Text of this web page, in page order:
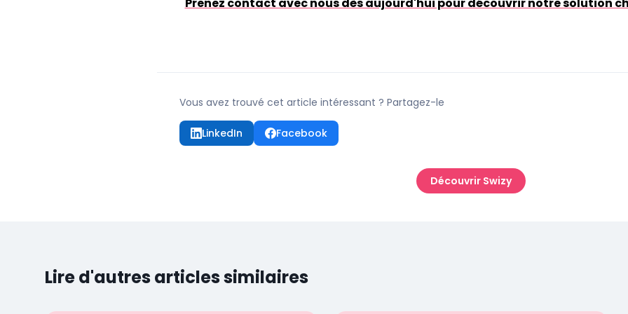
Vous avez trouvé cet article intéressant ? Partagez-le
LinkedIn Facebook
Découvrir Swizy
Lire d'autres articles similaires